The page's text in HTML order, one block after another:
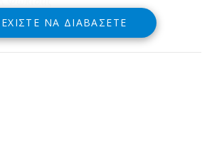
ΝΑ ΔΙΑΒΆΣΕΤΕ